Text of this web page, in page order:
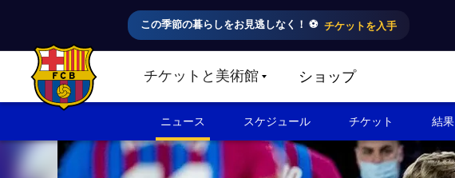
この季節の暮らしをお見逃しなく！ ⚽️ チケットを入手
FC Barcelona club badge チケットと美術館LABEL.SHARE.CARETDOWNショップ
ニュース スケジュール チケット 結果